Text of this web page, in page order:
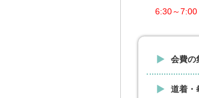
6:30～7:00
会費の
道着・